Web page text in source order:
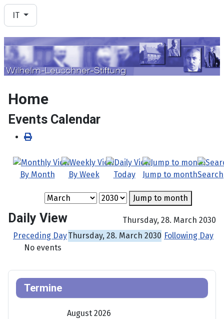
Seleziona la tua lingua
IT
Home
Events Calendar
By Month By Week Today Jump to monthSearch
Jump to month
Daily View
Thursday, 28. March 2030
Preceding DayThursday, 28. March 2030 Following Day
No events
Termine
August 2026